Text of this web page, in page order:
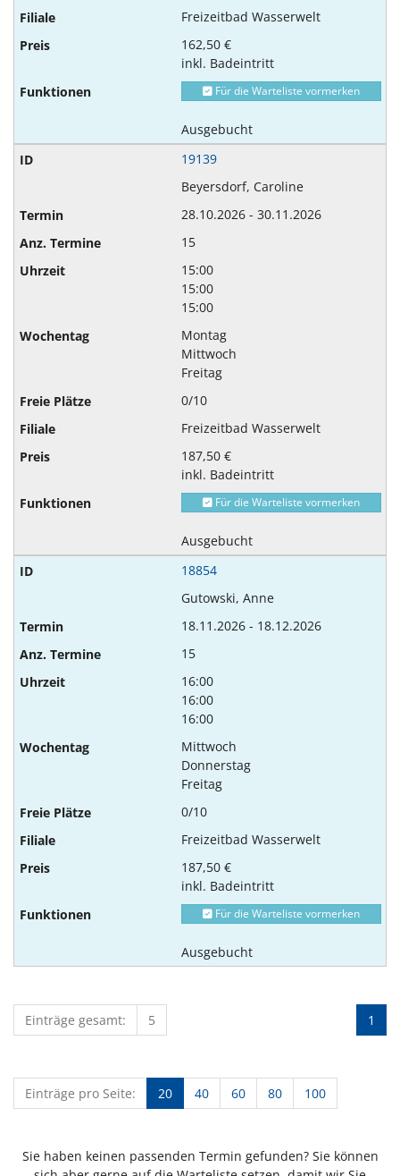
Freizeitbad Wasserwelt
162,50 €
inkl. Badeintritt
Für die Warteliste vormerken
Ausgebucht
19139
Beyersdorf, Caroline
28.10.2026 - 30.11.2026
15
15:00
15:00
15:00
Montag
Mittwoch
Freitag
0/10
Freizeitbad Wasserwelt
187,50 €
inkl. Badeintritt
Für die Warteliste vormerken
Ausgebucht
18854
Gutowski, Anne
18.11.2026 - 18.12.2026
15
16:00
16:00
16:00
Mittwoch
Donnerstag
Freitag
0/10
Freizeitbad Wasserwelt
187,50 €
inkl. Badeintritt
Für die Warteliste vormerken
Ausgebucht
1
Einträge gesamt: 5
Einträge pro Seite: 20 40 60 80 100
Sie haben keinen passenden Termin gefunden? Sie können